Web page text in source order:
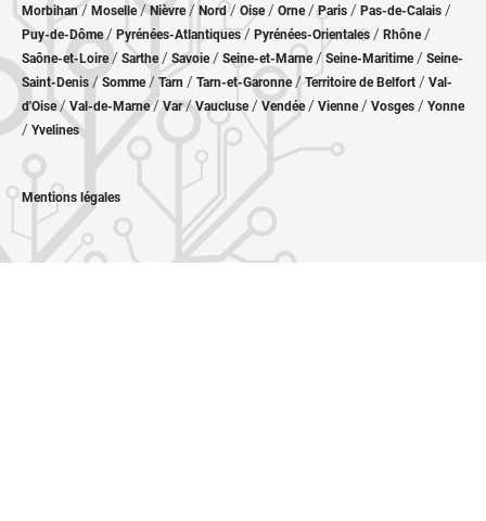
Morbihan/ Moselle/ Nièvre / Nord/ Oise / Orne/Paris / Pas-de-Calais /
Puy-de-Dôme/ Pyrénées-Atlantiques / Pyrénées-Orientales / Rhône/
Saône-et-Loire/ Sarthe/ Savoie/ Seine-et-Marne/ Seine-Maritime/ Seine-
Saint-Denis /Somme/ Tarn / Tarn-et-Garonne/Territoire de Belfort / Val-
d'Oise/ Val-de-Marne/Var/Vaucluse/ Vendée/ Vienne/ Vosges / Yonne
/ Yvelines
Mentions légales